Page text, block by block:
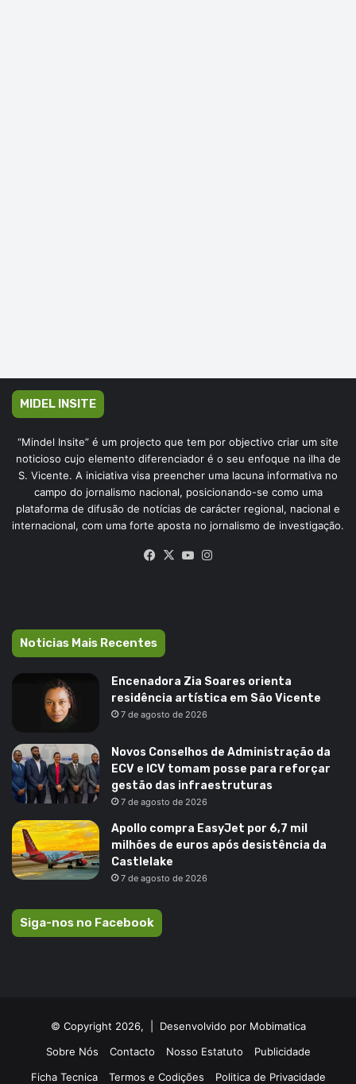
MIDEL INSITE
“Mindel Insite” é um projecto que tem por objectivo criar um site
noticioso cujo elemento diferenciador é o seu enfoque na ilha de
S. Vicente. A iniciativa visa preencher uma lacuna informativa no
campo do jornalismo nacional, posicionando-se como uma
plataforma de difusão de notícias de carácter regional, nacional e
internacional, com uma forte aposta no jornalismo de investigação.
Facebook
X YouTube
Noticias Mais Recentes
Encenadora Zia Soares orienta
residência artística em São Vicente
7 de agosto de 2026
Novos Conselhos de Administração da
ECV e ICV tomam posse para reforçar
gestão das infraestruturas
7 de agosto de 2026
Apollo compra EasyJet por 6,7 mil
milhões de euros após desistência da
Castlelake
7 de agosto de 2026
Siga-nos no Facebook
© Copyright 2026, | Desenvolvido por Mobimatica
Sobre Nós
Contacto Nosso Estatuto
Publicidade
Ficha Tecnica
Termos e Codições Politica de Privacidade